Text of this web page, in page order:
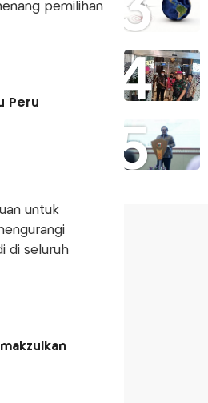
pemilihan
Peru
untuk
di seluruh